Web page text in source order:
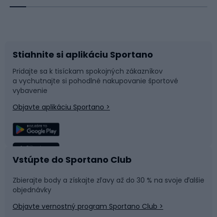
Príslušenstvo k bicyklom
Časti bicyklov
Rybolov
Športová medicína
Bushcraft
Sane a kĺzačky
Snowboard
Plávanie
Tímové športy
Fitness a posilňovňa
Stiahnite si aplikáciu Sportano
Pridajte sa k tisíckam spokojných zákazníkov
a vychutnajte si pohodlné nakupovanie športové
vybavenie
Objavte aplikáciu Sportano >
Vstúpte do Sportano Club
Zbierajte body a získajte zľavy až do 30 % na svoje ďalšie
objednávky
Objavte vernostný program Sportano Club >